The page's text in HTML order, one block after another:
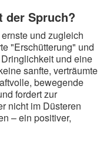
der Spruch?
und zugleich
"Erschütterung" und
und eine
sanfte, verträumte
bewegende
fordert zur
nicht im Düsteren
– ein positiver,